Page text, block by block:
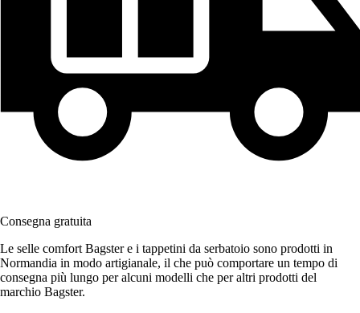
Consegna gratuita
Le selle comfort Bagster e i tappetini da serbatoio sono prodotti in
Normandia in modo artigianale, il che può comportare un tempo di
consegna più lungo per alcuni modelli che per altri prodotti del
marchio Bagster.